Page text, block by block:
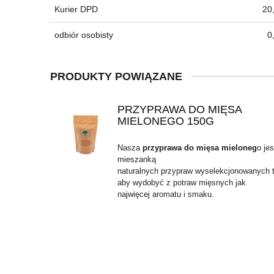
Kurier DPD
odbiór osobisty
PRODUKTY POWIĄZANE
PRZYPRAWA DO MIĘSA
MIELONEGO 150G
Nasza przyprawa do mięsa mielonego
mieszanką
naturalnych przypraw wyselekcjonowanych
aby wydobyć z potraw mięsnych jak
najwięcej aromatu i smaku.